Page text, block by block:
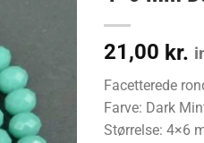
21,00 kr.
Facetterede
Farve: Dark
Størrelse: 4×6